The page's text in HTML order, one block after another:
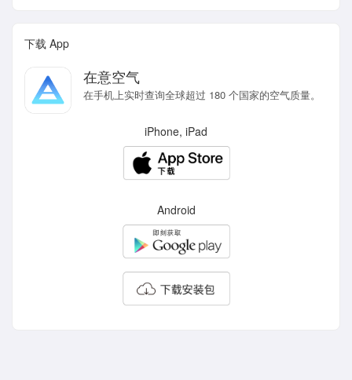
下载 App
在意空气
在手机上实时查询全球超过 180 个国家的空气质量。
iPhone, iPad
Android